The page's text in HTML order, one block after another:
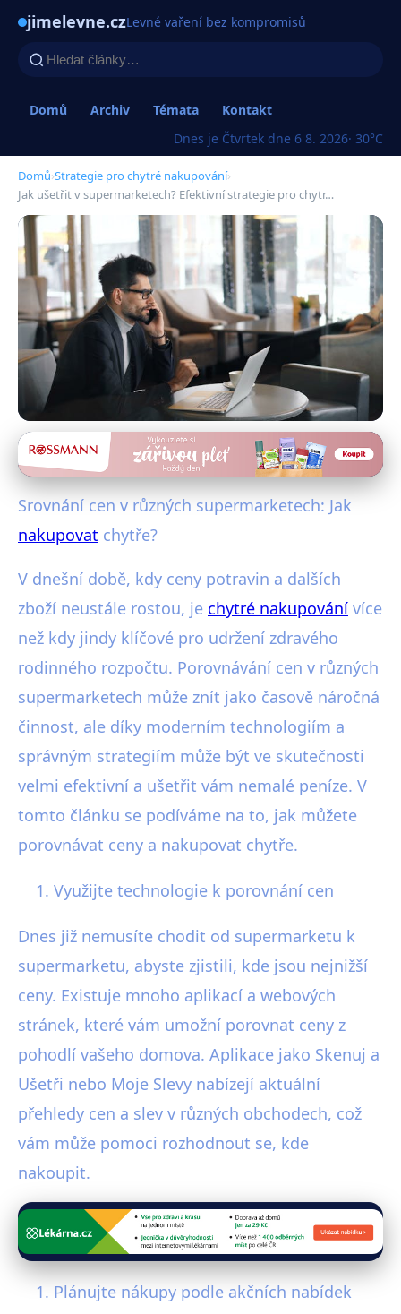
jimelevne.czLevné vaření bez kompromisů
Domů Archiv Témata
Kontakt
Dnes je Čtvrtek dne 6 8. 2026· 30°C
Domů›Strategie pro chytré nakupování›
Jak ušetřit v supermarketech? Efektivní strategie pro chytr…
Strategie pro chytré nakupování
Jak ušetřit v supermarketech?
Efektivní strategie pro chytré
Srovnání cen v různých supermarketech: Jak
nakupovat chytře?
V dnešní době, kdy ceny potravin a dalších
zboží neustále rostou, je chytré nakupování více
než kdy jindy klíčové pro udržení zdravého
rodinného rozpočtu. Porovnávání cen v různých
supermarketech může znít jako časově náročná
činnost, ale díky moderním technologiím a
správným strategiím může být ve skutečnosti
velmi efektivní a ušetřit vám nemalé peníze. V
tomto článku se podíváme na to, jak můžete
porovnávat ceny a nakupovat chytře.
Využijte technologie k porovnání cen
Dnes již nemusíte chodit od supermarketu k
supermarketu, abyste zjistili, kde jsou nejnižší
ceny. Existuje mnoho aplikací a webových
stránek, které vám umožní porovnat ceny z
pohodlí vašeho domova. Aplikace jako Skenuj a
Ušetři nebo Moje Slevy nabízejí aktuální
přehledy cen a slev v různých obchodech, což
vám může pomoci rozhodnout se, kde
nakoupit.
Plánujte nákupy podle akčních nabídek